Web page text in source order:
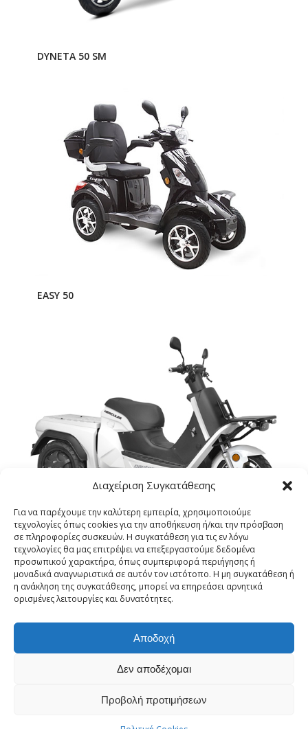
Διαχείριση Συγκατάθεσης
Για να παρέχουμε την καλύτερη εμπειρία, χρησιμοποιούμε
τεχνολογίες όπως cookies για την αποθήκευση ή/και την πρόσβαση
σε πληροφορίες συσκευών. Η συγκατάθεση για τις εν λόγω
τεχνολογίες θα μας επιτρέψει να επεξεργαστούμε δεδομένα
προσωπικού χαρακτήρα, όπως συμπεριφορά περιήγησης ή
μοναδικά αναγνωριστικά σε αυτόν τον ιστότοπο. Η μη συγκατάθεση ή
η ανάκληση της συγκατάθεσης, μπορεί να επηρεάσει αρνητικά
ορισμένες λειτουργίες και δυνατότητες.
Αποδοχή
Δεν αποδέχομαι
Προβολή προτιμήσεων
DYNETA 50 SM
EASY 50
HERCULES III cargo